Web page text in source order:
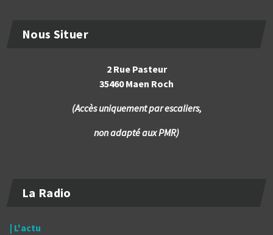
Nous Situer
2 Rue Pasteur
35460 Maen Roch
(Accès uniquement par escaliers,
non adapté aux PMR)
La Radio
| L'actu